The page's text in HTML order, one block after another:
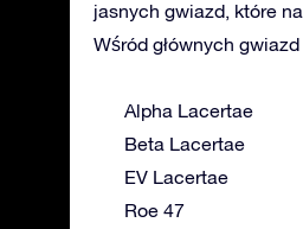
jasnych gwiazd, które
Wśród głównych
Alpha Lacertae
Beta Lacertae
EV Lacertae
Roe 47